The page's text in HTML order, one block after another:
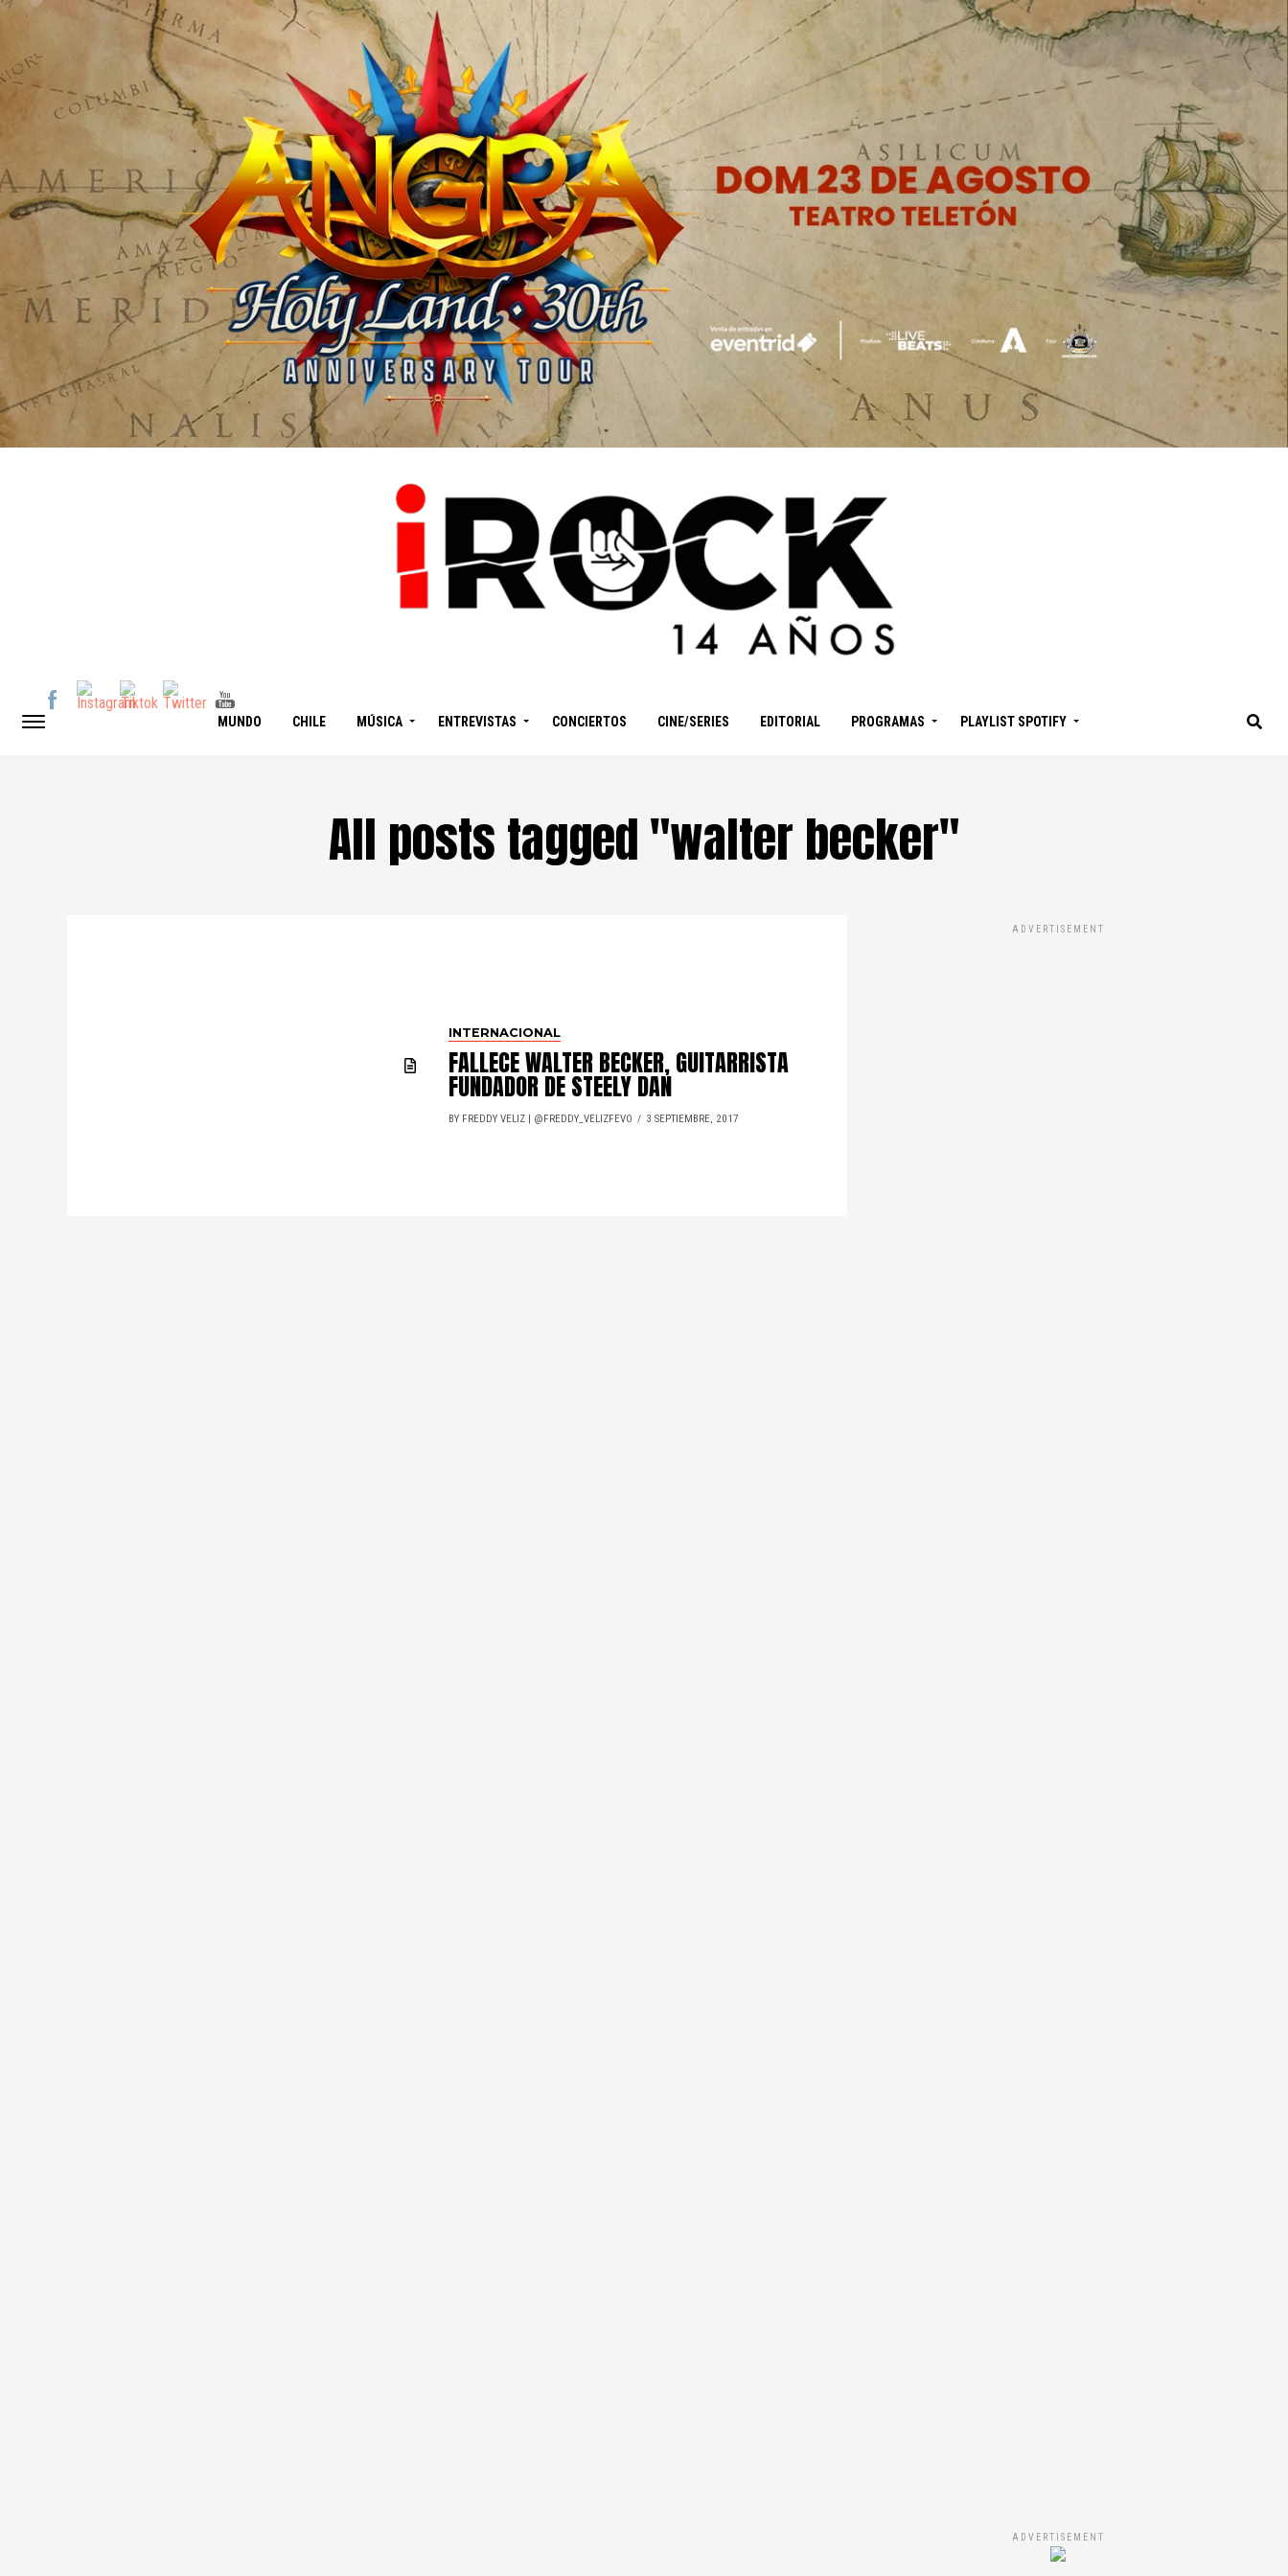
MUNDO CHILE MÚSICA ENTREVISTAS CONCIERTOS CINE/SERIES EDITORIAL PROGRAMAS PLAYLIST SPOTIFY
All posts tagged "walter becker"
INTERNACIONAL
FALLECE WALTER BECKER, GUITARRISTA
FUNDADOR DE STEELY DAN
BY FREDDY VELIZ | @FREDDY_VELIZFEVO 3 SEPTIEMBRE, 2017
ADVERTISEMENT
ADVERTISEMENT